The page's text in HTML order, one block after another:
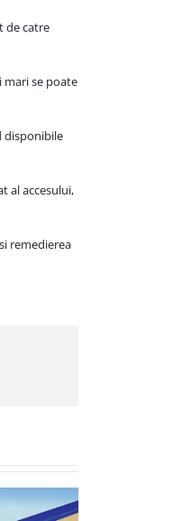
de catre
se poate
disponibile
al accesului,
remedierea